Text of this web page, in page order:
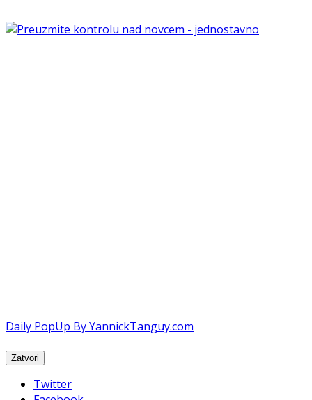
Daily PopUp By YannickTanguy.com
Twitter